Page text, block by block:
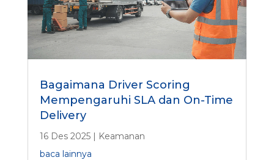
Bagaimana Driver Scoring
Mempengaruhi SLA dan On-Time
Delivery
16 Des 2025| Keamanan
baca lainnya